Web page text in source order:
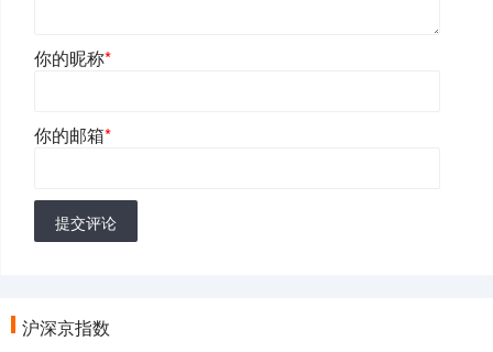
你的昵称*
你的邮箱*
提交评论
沪深京指数